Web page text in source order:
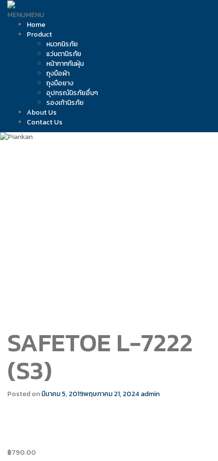
Skip
content
MENUMENU
Home
Product
หมวกนิรภัย
แว่นตานิรภัย
หน้ากากกันฝุ่น
ถุงมือผ้า
ถุงมือยาง
อุปกรณ์นิรภัยอื่นๆ
รองเท้านิรภัย
About Us
Contact Us
SAFETOE L-7222
(S3)
Posted onมีนาคม 5, 2019พฤษภาคม 21, 2024admin
฿790.00